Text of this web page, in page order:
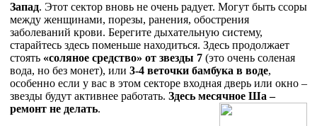
Запад. Этот сектор вновь не очень радует. Могут быть ссоры
между женщинами, порезы, ранения, обострения
заболеваний крови. Берегите дыхательную систему,
старайтесь здесь поменьше находиться. Здесь продолжает
стоять «соляное средство» от звезды 7 (это очень соленая
вода, но без монет), или 3-4 веточки бамбука в воде,
особенно если у вас в этом секторе входная дверь или окно –
звезды будут активнее работать. Здесь месячное Ша –
ремонт не делать.